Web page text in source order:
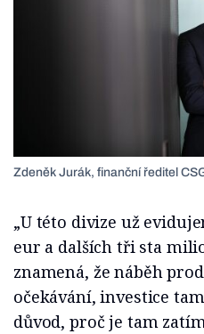
Zdeněk Jurák, finanční ředitel
„U této divize už
eur a dalších tři sta
znamená, že náběh
očekávání, investice
důvod, proč je tam